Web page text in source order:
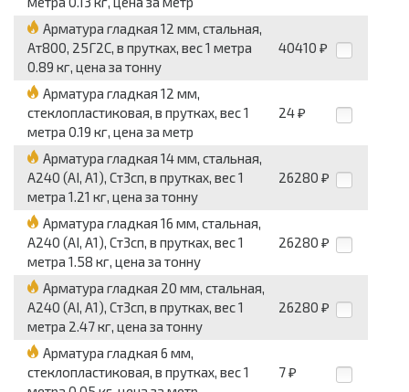
Арматура гладкая 12 мм, стальная,
Ат800, 25Г2С, в прутках, вес 1 метра
0.89 кг, цена за тонну
40410 ₽
Арматура гладкая 12 мм,
стеклопластиковая, в прутках, вес 1
метра 0.19 кг, цена за метр
24 ₽
Арматура гладкая 14 мм, стальная,
А240 (АI, А1), Ст3сп, в прутках, вес 1
метра 1.21 кг, цена за тонну
26280 ₽
Арматура гладкая 16 мм, стальная,
А240 (АI, А1), Ст3сп, в прутках, вес 1
метра 1.58 кг, цена за тонну
26280 ₽
Арматура гладкая 20 мм, стальная,
А240 (АI, А1), Ст3сп, в прутках, вес 1
метра 2.47 кг, цена за тонну
26280 ₽
Арматура гладкая 6 мм,
стеклопластиковая, в прутках, вес 1
7 ₽